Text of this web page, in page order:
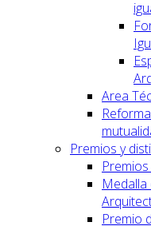
Area
Premios y
Premios
Medalla
Premio